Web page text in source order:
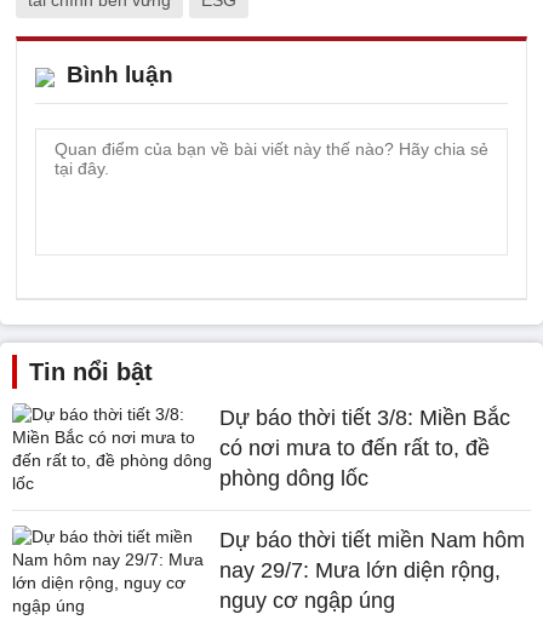
Bình luận
Tin nổi bật
Dự báo thời tiết 3/8: Miền Bắc
có nơi mưa to đến rất to, đề
phòng dông lốc
Dự báo thời tiết miền Nam hôm
nay 29/7: Mưa lớn diện rộng,
nguy cơ ngập úng